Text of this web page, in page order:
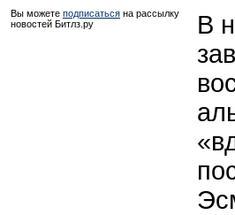
Вы можете подписаться на рассылку
новостей Битлз.ру
В